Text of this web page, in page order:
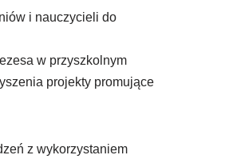
i nauczycieli do
w przyszkolnym
projekty promujące
z wykorzystaniem